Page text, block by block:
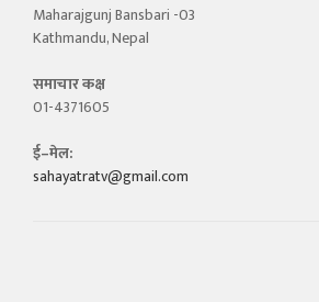
Maharajgunj Bansbari -03
Kathmandu, Nepal
समाचार कक्ष
01-4371605
ई–मेल:
sahayatratv@gmail.com